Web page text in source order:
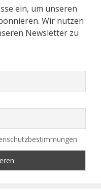
ein, um unseren
Wir nutzen
Newsletter zu